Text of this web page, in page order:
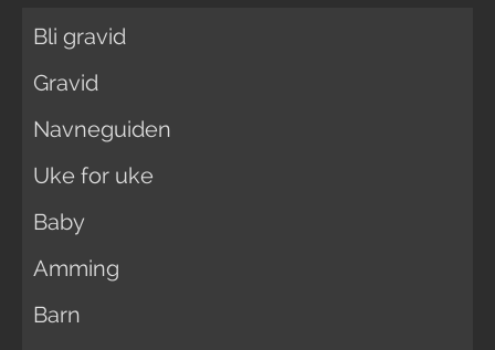
Bli gravid
Gravid
Navneguiden
Uke for uke
Baby
Amming
Barn